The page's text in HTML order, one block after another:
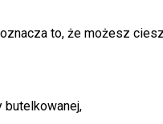
to, że możesz